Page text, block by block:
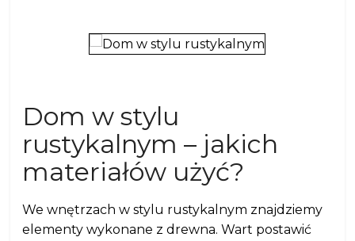
Dom w stylu
rustykalnym – jakich
materiałów użyć?
We wnętrzach w stylu rustykalnym znajdziemy
elementy wykonane z drewna. Wart postawić